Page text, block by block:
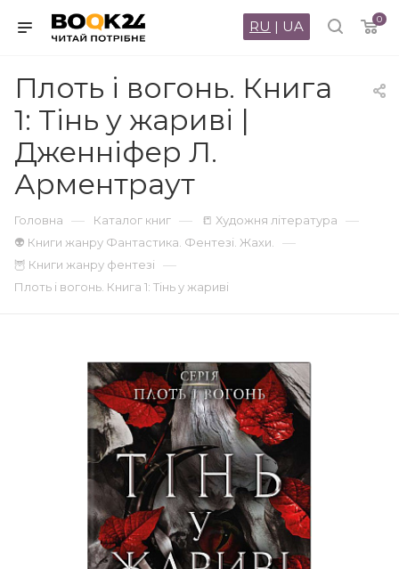
0
RU | UA
Плоть і вогонь. Книга
1: Тінь у жариві |
Дженніфер Л.
Арментраут
Головна — Каталог книг — 📒 Художня література —
👽 Книги жанру Фантастика. Фентезі. Жахи. —
🦉 Книги жанру фентезі —
Плоть і вогонь. Книга 1: Тінь у жариві